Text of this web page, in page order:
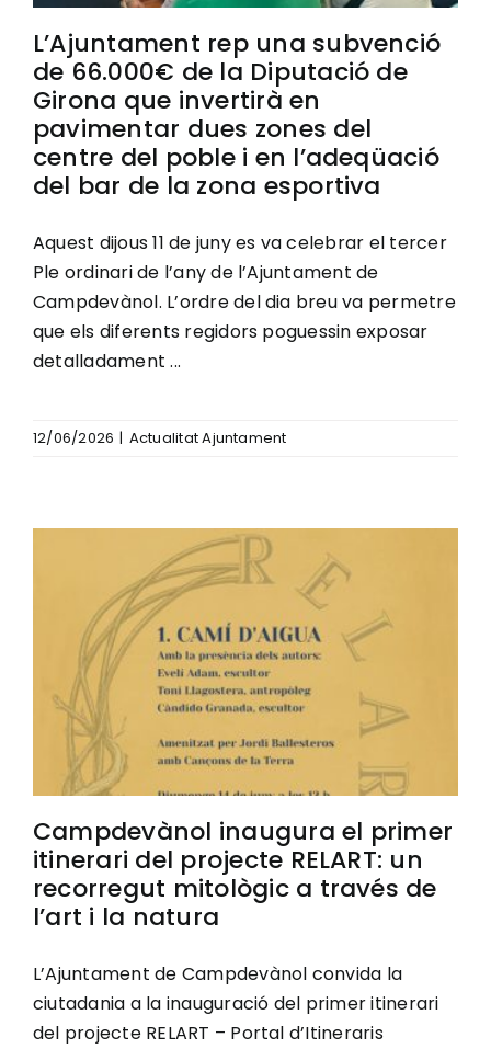
L’Ajuntament rep una subvenció
de 66.000€ de la Diputació de
Girona que invertirà en
pavimentar dues zones del
centre del poble i en l’adeqüació
del bar de la zona esportiva
Aquest dijous 11 de juny es va celebrar el tercer
Ple ordinari de l’any de l’Ajuntament de
Campdevànol. L’ordre del dia breu va permetre
que els diferents regidors poguessin exposar
detalladament ...
12/06/2026 | Actualitat Ajuntament
Campdevànol inaugura el primer
itinerari del projecte RELART: un
recorregut mitològic a través de
l’art i la natura
L’Ajuntament de Campdevànol convida la
ciutadania a la inauguració del primer itinerari
del projecte RELART – Portal d’Itineraris